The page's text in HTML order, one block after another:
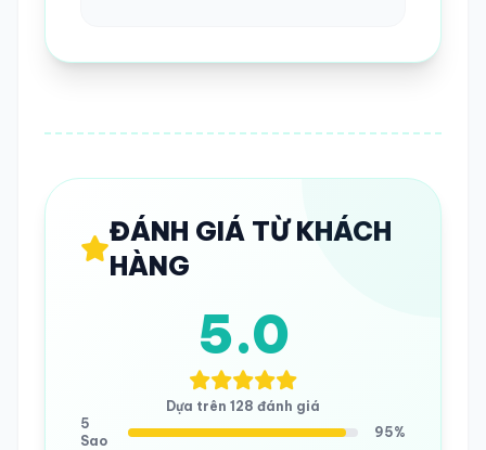
ĐÁNH GIÁ TỪ KHÁCH
HÀNG
5.0
Dựa trên 128 đánh giá
5
Sao
95%